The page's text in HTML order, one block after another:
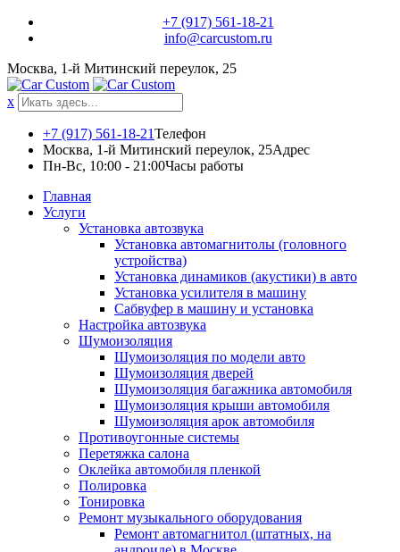
Skip
+7 (917) 561-18-21
info@carcustom.ru
Москва, 1-й Митинский переулок, 25
x
+7 (917) 561-18-21Телефон
Москва, 1-й Митинский переулок, 25Адрес
Пн-Вс, 10:00 - 21:00Часы работы
Главная
Услуги
Установка автозвука
Установка автомагнитолы (головного
устройства)
Установка динамиков (акустики) в авто
Установка усилителя в машину
Сабвуфер в машину и установка
Настройка автозвука
Шумоизоляция
Шумоизоляция по модели авто
Шумоизоляция дверей
Шумоизоляция багажника автомобиля
Шумоизоляция крыши автомобиля
Шумоизоляция арок автомобиля
Противоугонные системы
Перетяжка салона
Оклейка автомобиля пленкой
Полировка
Тонировка
Ремонт музыкального оборудования
Ремонт автомагнитол (штатных, на